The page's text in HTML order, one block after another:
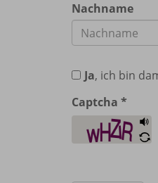
Nachname
Ja, ich bin
Captcha *